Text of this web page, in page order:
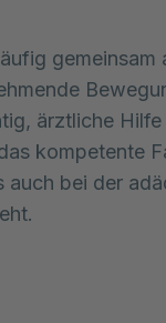
ärztliche
kompetente
bei der